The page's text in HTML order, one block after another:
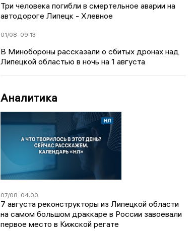
Три человека погибли в смертельное аварии на
автодороге Липецк - Хлевное
01/08 09:13
В Минобороны рассказали о сбитых дронах над
Липецкой областью в ночь на 1 августа
Аналитика
07/08 04:00
7 августа реконструкторы из Липецкой области
на самом большом драккаре в России завоевали
первое место в Кижской регате